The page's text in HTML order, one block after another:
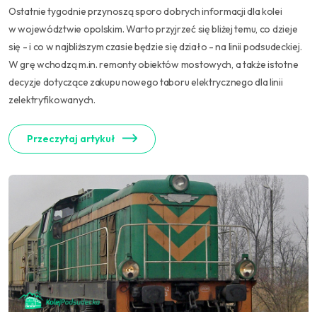
Ostatnie tygodnie przynoszą sporo dobrych informacji dla kolei
w województwie opolskim. Warto przyjrzeć się bliżej temu, co dzieje
się - i co w najbliższym czasie będzie się działo - na linii podsudeckiej.
W grę wchodzą m.in. remonty obiektów mostowych, a także istotne
decyzje dotyczące zakupu nowego taboru elektrycznego dla linii
zelektryfikowanych.
Przeczytaj artykuł